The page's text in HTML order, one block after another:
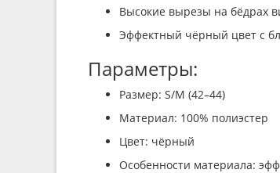
Высокие вырезы на бёдрах
Эффектный чёрный цвет с
Параметры:
Размер: S/M (42–44)
Материал: 100% полиэстер
Цвет: чёрный
Особенности материала: